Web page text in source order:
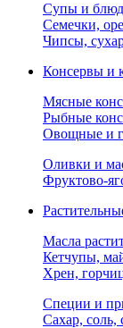
Супы и
Семечки,
Чипсы,
Консервы и
Мясные
Рыбные
Овощные и
Оливки и
Фруктово-
Масла
Кетчупы,
Хрен,
Специи и
Сахар, соль,